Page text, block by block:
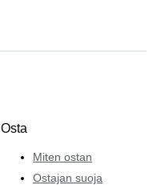
Osta
Miten ostan
Ostajan suoja